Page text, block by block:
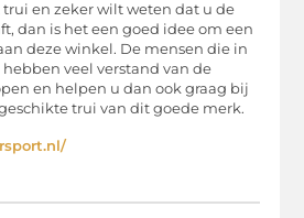
trui en zeker wilt weten dat u de
dan is het een goed idee om een
deze winkel. De mensen die in
veel verstand van de
en helpen u dan ook graag bij
trui van dit goede merk.